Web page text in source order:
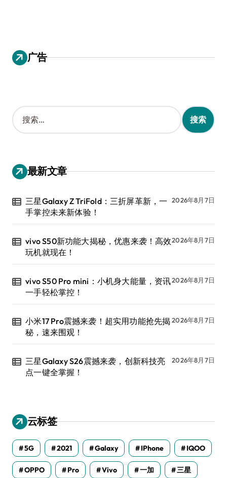
广告
搜
索
：
最新文章
三星Galaxy Z TriFold：三折屏革新，一
手掌控未来新体验！
2026年8月7日
vivo S50新功能大揭秘，优惠来袭！高效
玩机就现在！
2026年8月7日
vivo S50 Pro mini：小机身大能量，资讯
一手轻松掌控！
2026年8月7日
小米17 Pro震撼来袭！超实用功能抢先揭
秘，速来围观！
2026年8月7日
三星Galaxy S26震撼来袭，创新科技亮
点一键全掌握！
2026年8月7日
云标签
5G 2021 Galaxy IPhone IQOO
OPPO Pro Vivo 一加 三星